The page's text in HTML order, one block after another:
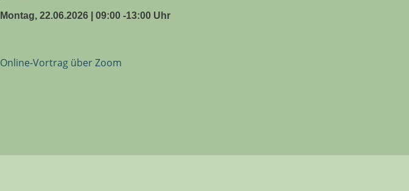
Montag, 22.06.2026 | 09:00 -13:00 Uhr
Online-Vortrag über Zoom